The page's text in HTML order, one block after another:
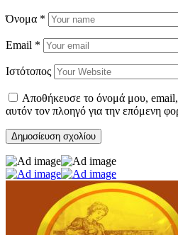
Όνομα *
Email *
Ιστότοπος
Αποθήκευσε το όνομά μου, email,
αυτόν τον πλοηγό για την επόμενη